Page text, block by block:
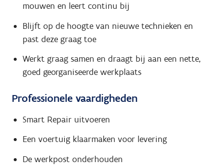
mouwen en leert continu bij
Blijft op de hoogte van nieuwe technieken en
past deze graag toe
Werkt graag samen en draagt bij aan een nette,
goed georganiseerde werkplaats
Professionele vaardigheden
Smart Repair uitvoeren
Een voertuig klaarmaken voor levering
De werkpost onderhouden